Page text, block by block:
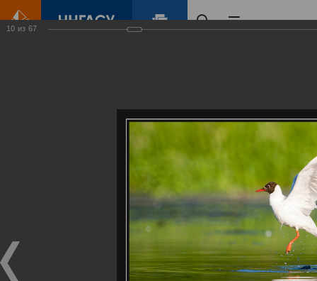
Фотогалерея
10 из 67